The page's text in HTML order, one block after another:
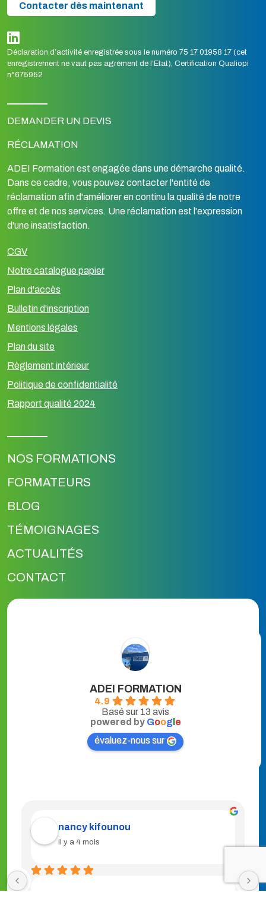
Contacter dès maintenant
Déclaration d’activité enregistrée sous le numéro 75 17 01958 17 (cet
enregistrement ne vaut pas agrément de l’Etat), Certification Qualiopi
n°675952
DEMANDER UN DEVIS
RÉCLAMATION
ADEI Formation est engagée dans une démarche qualité.
Dans ce cadre, vous pouvez contacter l'entité de
réclamation afin d'améliorer en continu la qualité de notre
offre et de nos services. Une réclamation est l'expression
d'une insatisfaction.
CGV
Notre catalogue papier
Plan d'accès
Bulletin d'inscription
Mentions légales
Plan du site
Règlement intérieur
Politique de confidentialité
Rapport qualité 2024
NOS FORMATIONS
FORMATEURS
BLOG
TÉMOIGNAGES
ACTUALITÉS
CONTACT
ADEI FORMATION
4.9
Basé sur 13 avis
powered by Goog e
évaluez-nous sur
Bernadette BENE
il y a 4 mois